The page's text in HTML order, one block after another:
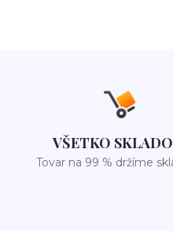
VŠETKO
Tovar na 99 % držíme